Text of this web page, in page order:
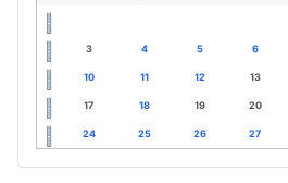
3 4 5 6
10 11 12 13
17 18 19 20
24 25 26 27